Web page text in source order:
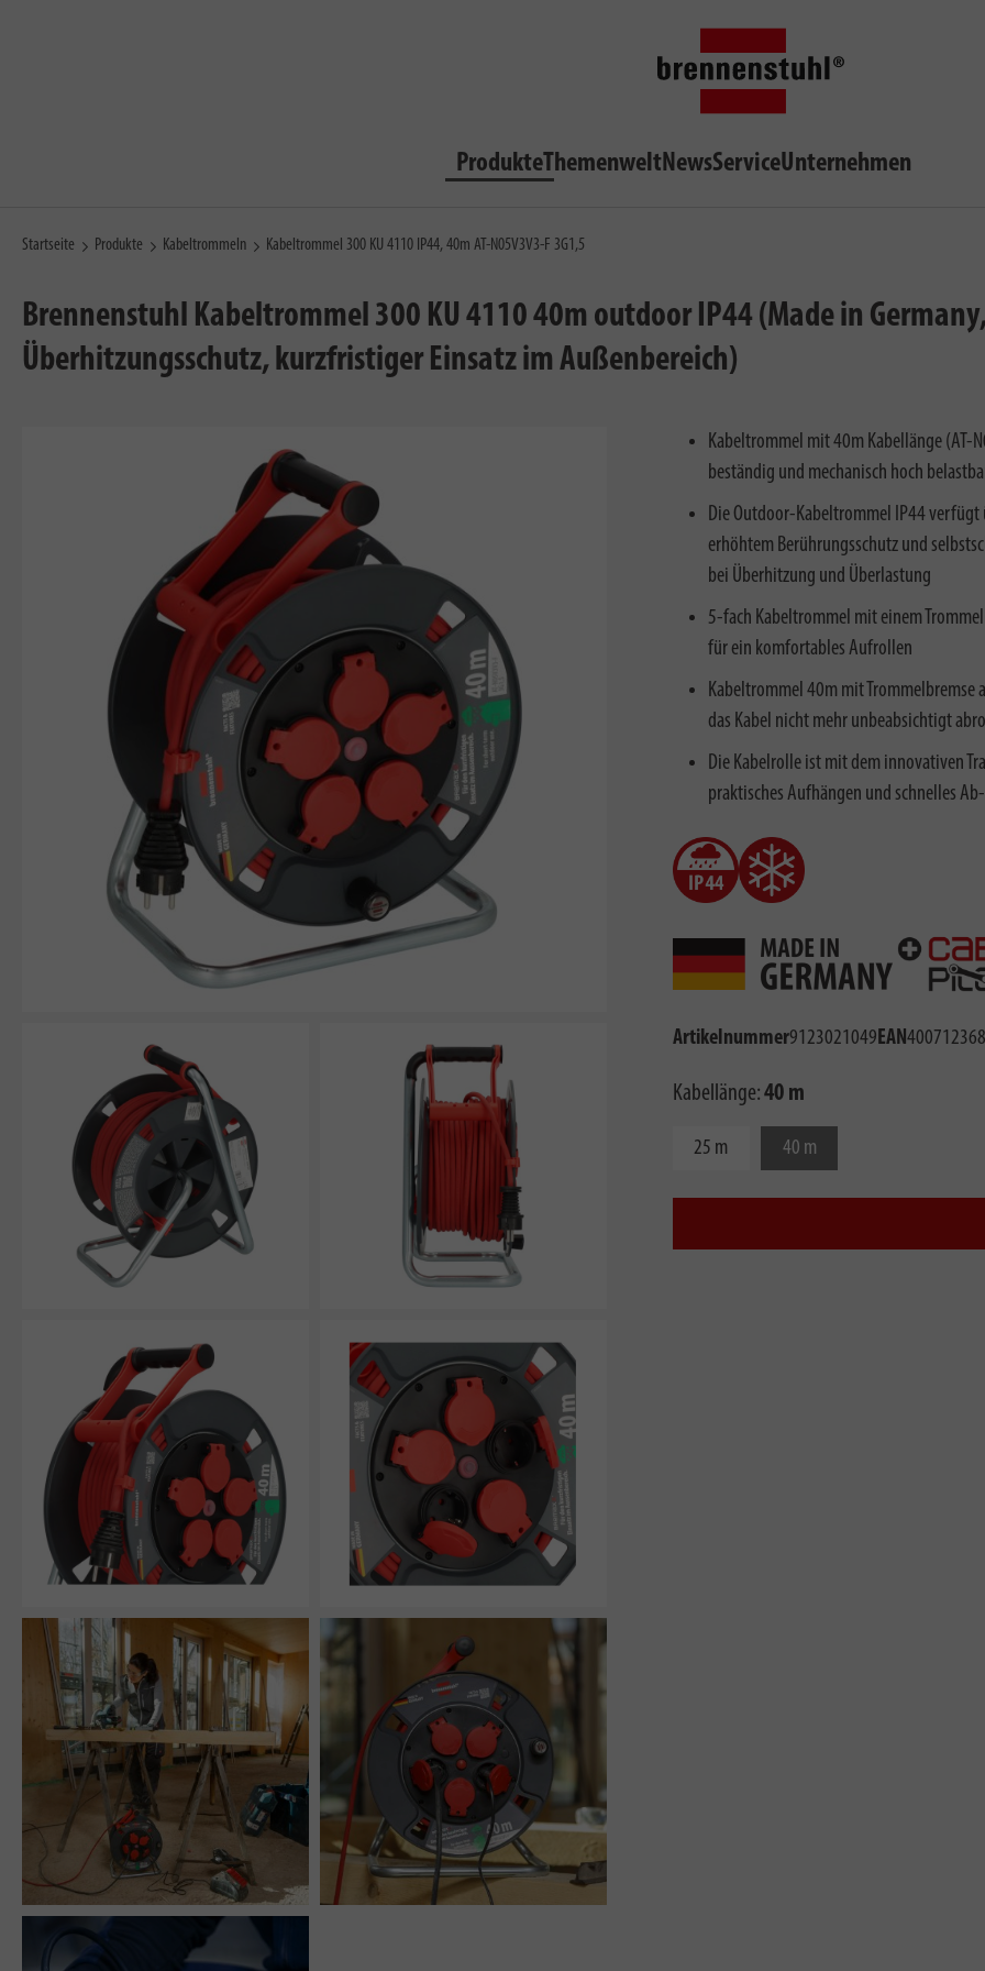
ProdukteThemenweltNewsServiceUnternehmen
Startseite Produkte Kabeltrommeln Kabeltrommel 300 KU 4110 IP44, 40m AT-N05V3V3-F 3G1,5
Brennenstuhl Kabeltrommel 300 KU 4110 40m outdoor IP44 (Made in
Überhitzungsschutz, kurzfristiger Einsatz im Außenbereich)
Kabeltrommel mit 40m Kabellänge (AT-
beständig und mechanisch hoch
Die Outdoor-Kabeltrommel IP44
erhöhtem Berührungsschutz und
bei Überhitzung und Überlastung
5-fach Kabeltrommel mit einem
für ein komfortables Aufrollen
Kabeltrommel 40m mit Trommelbremse
das Kabel nicht mehr unbeabsichtigt
Die Kabelrolle ist mit dem innovativen
praktisches Aufhängen und schnelles
Artikelnummer9123021049EAN
Kabellänge:40 m
25 m 40 m